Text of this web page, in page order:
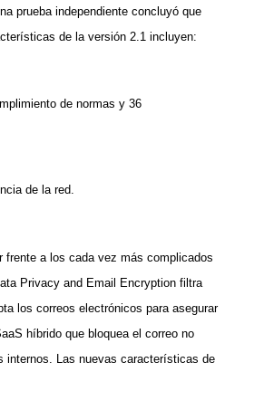
prueba independiente concluyó que
de la versión 2.1 incluyen:
de normas y 36
de la red.
frente a los cada vez más complicados
Privacy and Email Encryption filtra
los correos electrónicos para asegurar
híbrido que bloquea el correo no
internos. Las nuevas características de